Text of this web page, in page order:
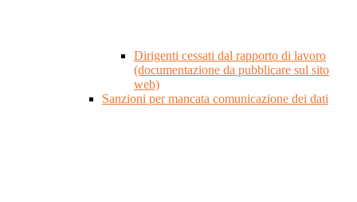
Dirigenti cessati dal rapporto di lavoro
(documentazione da pubblicare sul sito
web)
Sanzioni per mancata comunicazione dei dati